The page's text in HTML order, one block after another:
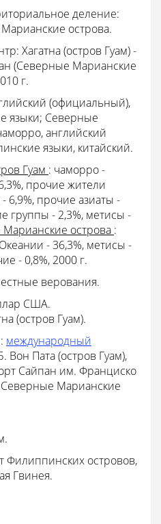
деление:
острова.
Хагатна (остров Гуам) -
(Северные Марианские
г.
(официальный),
языки; Северные
английский
языки, китайский.
Гуам : чаморро -
прочие жители
6,9%, прочие азиаты -
группы - 2,3%, метисы -
острова :
- 36,3%, метисы -
- 0,8%, 2000 г.
верования.
США.
(остров Гуам).
международный
Вон Пата (остров Гуам),
Сайпан им. Франциско
Марианские
Филиппинских островов,
Гвинея.